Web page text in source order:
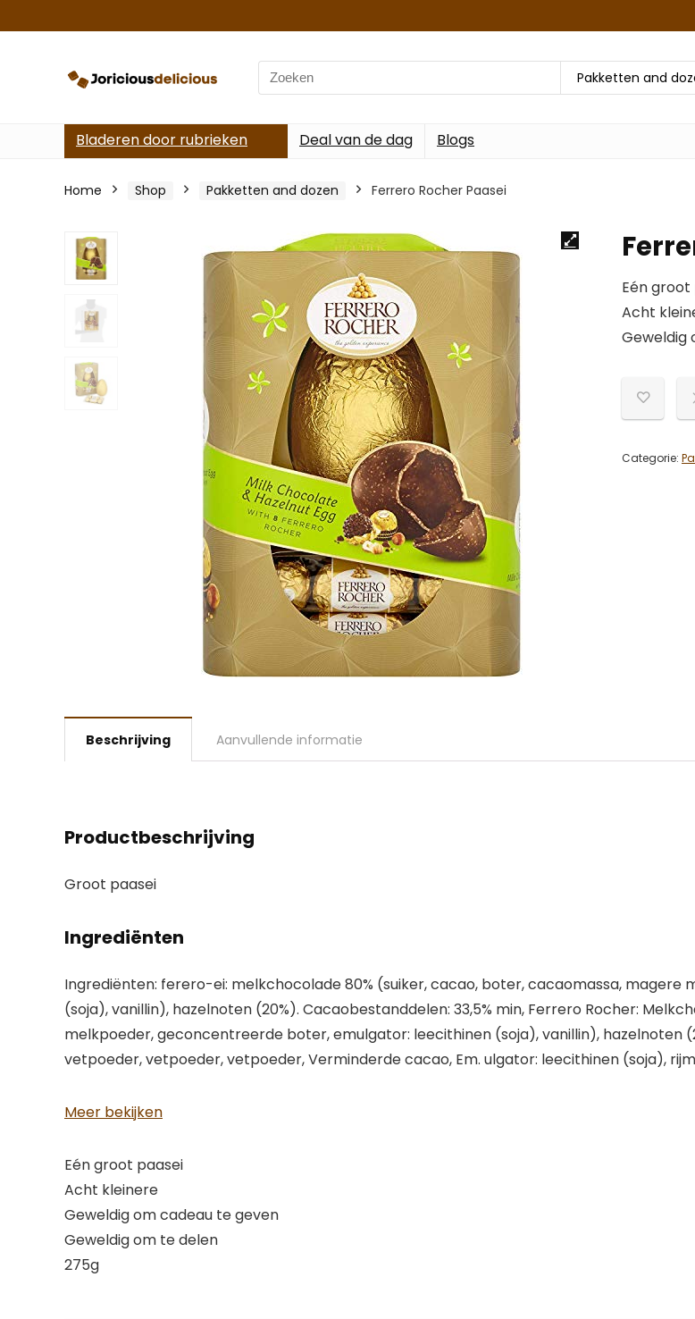
Search
for:
Pakketten and
Bladeren door rubrieken Deal van de dag Blogs
Home Shop Pakketten and dozen Ferrero Rocher Paasei
Eén groot
Acht
Geweldig
Categorie:
Beschrijving Aanvullende informatie
Productbeschrijving
Groot paasei
Ingrediënten
Ingrediënten: ferero-ei: melkchocolade 80% (suiker, cacao, boter, cacaomassa,
(soja), vanillin), hazelnoten (20%). Cacaobestanddelen: 33,5% min, Ferrero Rocher:
melkpoeder, geconcentreerde boter, emulgator: leecithinen (soja), vanillin), hazelnoten
vetpoeder, vetpoeder, vetpoeder, Verminderde cacao, Em. ulgator: leecithinen (soja),
Meer bekijken
Eén groot paasei
Acht kleinere
Geweldig om cadeau te geven
Geweldig om te delen
275g